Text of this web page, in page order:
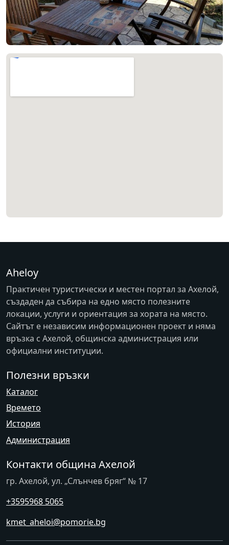
Aheloy
Практичен туристически и местен портал за Ахелой,
създаден да събира на едно място полезните
локации, услуги и ориентация за хората на място.
Сайтът е независим информационен проект и няма
връзка с Ахелой, общинска администрация или
официални институции.
Полезни връзки
Каталог
Времето
История
Администрация
Контакти община Ахелой
гр. Ахелой, ул. „Слънчев бряг“ № 17
+3595968 5065
kmet_aheloi@pomorie.bg